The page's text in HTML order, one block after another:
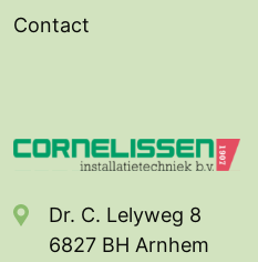
Contact
Dr. C. Lelyweg 8
6827 BH Arnhem